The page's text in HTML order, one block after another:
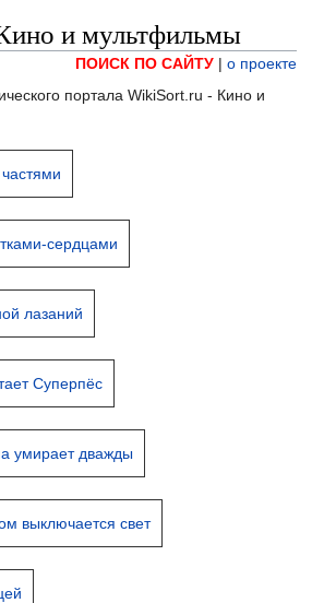
и мультфильмы
ПОИСК ПО САЙТУ | о проекте
портала WikiSort.ru - Кино и
сердцами
лазаний
Суперпёс
умирает дважды
выключается свет